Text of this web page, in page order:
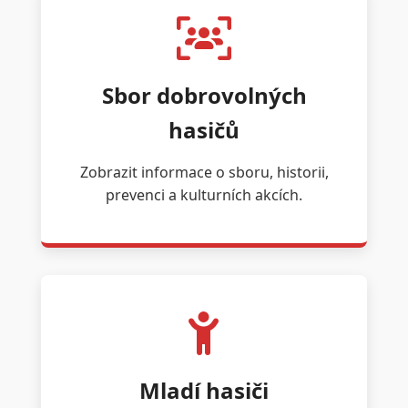
Sbor dobrovolných
hasičů
Zobrazit informace o sboru, historii,
prevenci a kulturních akcích.
Mladí hasiči